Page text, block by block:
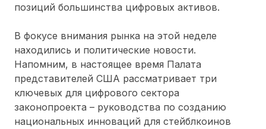
позиций большинства цифровых активов.
В фокусе внимания рынка на этой неделе
находились и политические новости.
Напомним, в настоящее время Палата
представителей США рассматривает три
ключевых для цифрового сектора
законопроекта – руководства по созданию
национальных инноваций для стейблкоинов